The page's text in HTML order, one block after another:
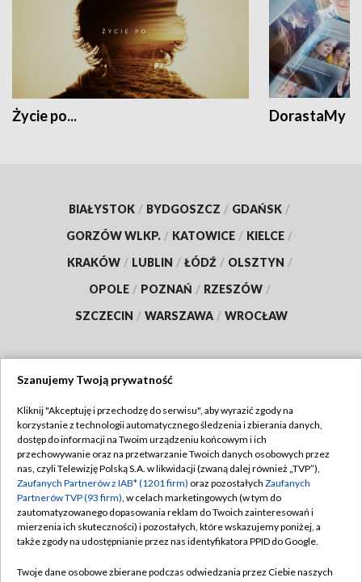
Życie po... DorastaMy
BIAŁYSTOK / BYDGOSZCZ / GDAŃSK /
GORZÓW WLKP. / KATOWICE / KIELCE /
KRAKÓW / LUBLIN / ŁÓDŹ / OLSZTYN /
OPOLE / POZNAŃ / RZESZÓW /
SZCZECIN / WARSZAWA / WROCŁAW
TVP
Abonament TVP
Emisja w TVP
Centrum informacji TVP
Naziemna Telewizja Cyfrowa
Regulamin TVP
Polityka prywatności
Moje zgody
Pomoc
Szanujemy Twoją prywatność
Kliknij "Akceptuję i przechodzę do serwisu", aby wyrazić zgody na
korzystanie z technologii automatycznego śledzenia i zbierania danych,
dostęp do informacji na Twoim urządzeniu końcowym i ich
przechowywanie oraz na przetwarzanie Twoich danych osobowych przez
nas, czyli Telewizję Polską S.A. w likwidacji (zwaną dalej również „TVP”),
Zaufanych Partnerów z IAB* (1201 firm) oraz pozostałych Zaufanych
Partnerów TVP (93 firm), w celach marketingowych (w tym do
zautomatyzowanego dopasowania reklam do Twoich zainteresowań i
mierzenia ich skuteczności) i pozostałych, które wskazujemy poniżej, a
także zgody na udostępnianie przez nas identyfikatora PPID do Google.
Twoje dane osobowe zbierane podczas odwiedzania przez Ciebie naszych